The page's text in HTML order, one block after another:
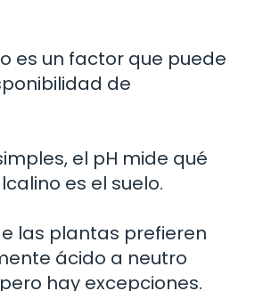
es un factor que puede
de
el pH mide qué
es el suelo.
las plantas prefieren
ácido a neutro
hay excepciones.